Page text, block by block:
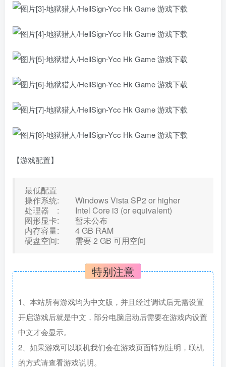
【游戏配置】
最低配置
操作系统: Windows Vista SP2 or higher
处理器 : Intel Core i3 (or equivalent)
图形显卡: 暂未公布
内存容量: 4 GB RAM
硬盘空间: 需要 2 GB 可用空间
特别注意
1、本站所有游戏均为中文版，并且经过调试后无需设置
开启游戏后就是中文，部分电脑启动后需要在游戏内设置
中文才会显示。
2、如果游戏可以联机我们会在游戏页面特别注明，联机
的方式请查看游戏说明。